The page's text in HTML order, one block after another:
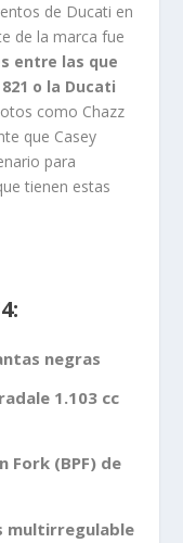
de Ducati en
de la marca fue
entre las que
o la Ducati
como Chazz
que Casey
para
tienen estas
negras
1.103 cc
Fork (BPF) de
multirregulable